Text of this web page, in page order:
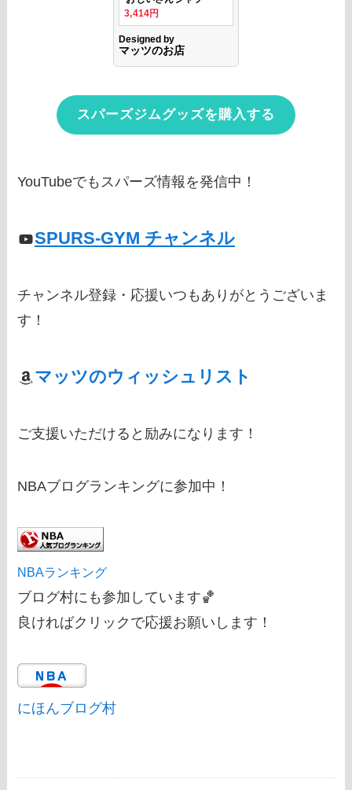
スパーズジムグッズを購入する
YouTubeでもスパーズ情報を発信中！
SPURS-GYM チャンネル
チャンネル登録・応援いつもありがとうございま
す！
マッツのウィッシュリスト
ご支援いただけると励みになります！
NBAブログランキングに参加中！
NBAランキング
ブログ村にも参加しています🏀
良ければクリックで応援お願いします！
にほんブログ村